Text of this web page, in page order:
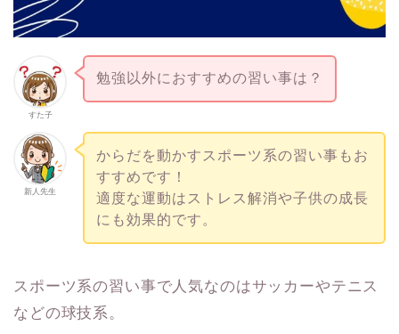
すた子
勉強以外におすすめの習い事は？
新人先生
からだを動かすスポーツ系の習い事もお
すすめです！
適度な運動はストレス解消や子供の成長
にも効果的です。
スポーツ系の習い事で人気なのはサッカーやテニス
などの球技系。